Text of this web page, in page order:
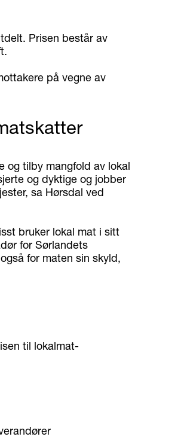
Prisen består av
på vegne av
og tilby mangfold av lokal
og dyktige og jobber
sa Hørsdal ved
bruker lokal mat i sitt
for Sørlandets
for maten sin skyld,
til lokalmat-